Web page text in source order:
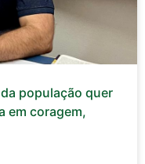
população quer
em coragem,